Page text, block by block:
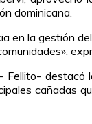
dominicana.
en la gestión
Fellito-
cañadas